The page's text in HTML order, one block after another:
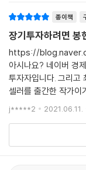
세액공제 가능한 개인
회사에서 가입해 주
연봉상승률 낮다면
봉현이형 퇴직연금 포
0%
[TIP] 개인연금 주식
31 돈 걱정 없는 노후
사회초년생은 1년에
여유가 있다면? 연금
중개형 ISA로 한국
종이책
장기투자하려면 봉
https://
아시나요? 네이버 경
투자자입니다. 그리고
셀러를 출간한 작가이기도 하지요. 30대 초반
도 불구하고, 월급 인
게 자산을 모으기 위해
j*****2 2021.06.11.